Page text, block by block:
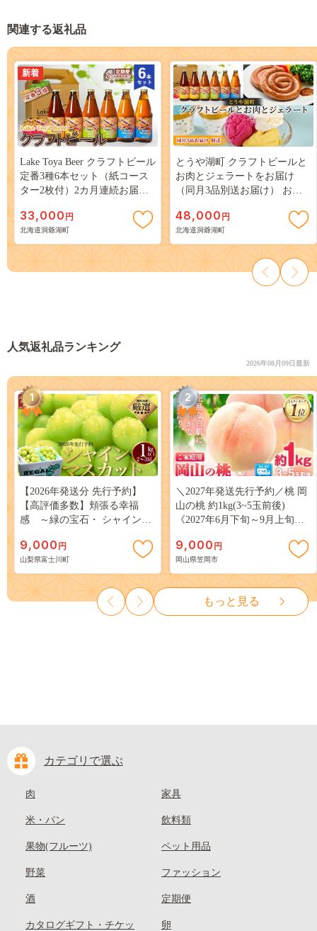
関連する返礼品
新着
Lake Toya Beer クラフトビール
定番3種6本セット（紙コース
ター2枚付）2カ月連続お届け
南ドイツスタイル 苦みが少な
い フルーティ
33,000 円
北海道洞爺湖町
とうや湖町 クラフトビールと
お肉とジェラートをお届け
（同月3品別送お届け） お酒
い お酒とおつまみ ソーセージ
シャーベット 詰め合わせ
48,000 円
北海道洞爺湖町
人気返礼品ランキング
2026年08月09日最新
1
【2026年発送分 先行予約】
【高評価多数】頬張る幸福
感 ～緑の宝石・ シャインマ
３房） フルーツ 山梨県産 果
物 くだもの シャイン マスカ
ット ぶどう ブドウ 葡萄 大粒
種なし 先行予約 富士川町
10000円 一万円 9000円 九千円
9,000 円
山梨県富士川町
2
＼2027年発送先行予約／桃 岡
山の桃 約1kg(3~5玉前後)
《2027年6月下旬～9月上旬頃
岡山 はくとう スイーツ フル
ーツ 果物 デザート 旬 モモ も
も 先行予約 送料無料 果物 岡
山県 笠岡市 清水白桃 白鳳 白
麗 クール便---
kasaoka_zsy_419_100---
9,000 円
岡山県笠岡市
もっと見る
カテゴリで選ぶ
肉
米・パン
果物(フルーツ)
野菜
酒
カタログギフト・チケッ
家具
飲料類
ペット用品
ファッション
定期便
卵